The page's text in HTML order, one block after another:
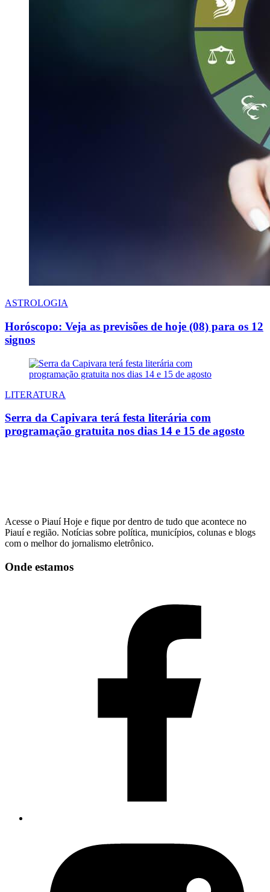
ASTROLOGIA
Horóscopo: Veja as previsões de hoje (08) para os 12
signos
LITERATURA
Serra da Capivara terá festa literária com
programação gratuita nos dias 14 e 15 de agosto
Acesse o Piauí Hoje e fique por dentro de tudo que acontece no
Piauí e região. Notícias sobre política, municípios, colunas e blogs
com o melhor do jornalismo eletrônico.
Onde estamos